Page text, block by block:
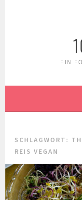
EIN
SCHLAGWORT:
REIS VEGAN